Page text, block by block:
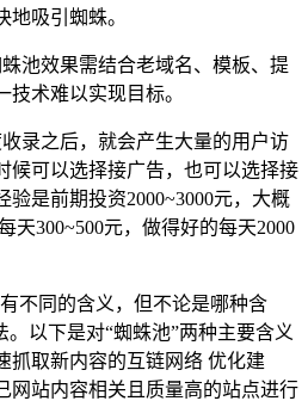
吸引蜘蛛。
池效果需结合老域名、模板、提
术难以实现目标。
录之后，就会产生大量的用户访
候可以选择接广告，也可以选择接
是前期投资2000~3000元，大概
天300~500元，做得好的每天2000
不同的含义，但不论是哪种含
。以下是对“蜘蛛池”两种主要含义
抓取新内容的互链网络 优化建
网站内容相关且质量高的站点进行